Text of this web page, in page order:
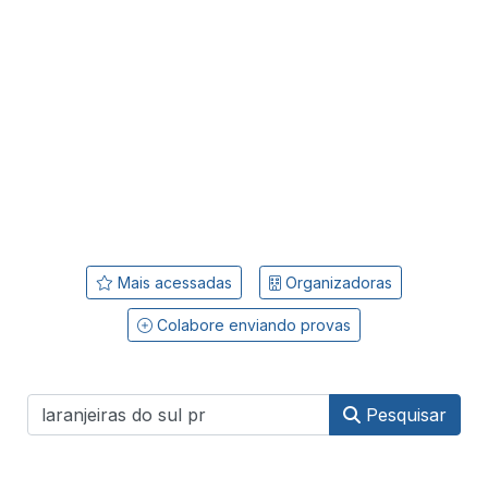
Mais acessadas Organizadoras
Colabore enviando provas
Pesquisar